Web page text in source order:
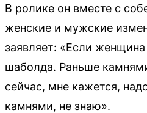
В ролике он вместе с
женские и мужские
заявляет: «Если женщина
шаболда. Раньше
сейчас, мне кажется,
камнями, не знаю».